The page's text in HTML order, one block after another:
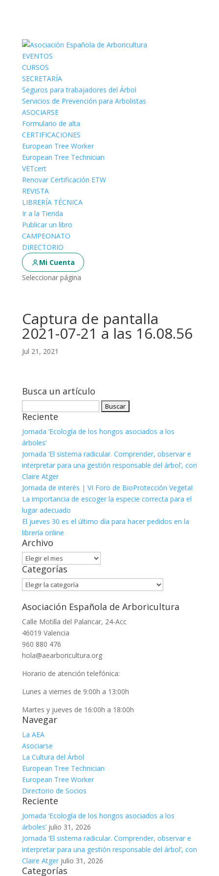
EVENTOS
CURSOS
SECRETARÍA
Seguros para trabajadores del Árbol
Servicios de Prevención para Arbolistas
ASOCIARSE
Formulario de alta
CERTIFICACIONES
European Tree Worker
European Tree Technician
VETcert
Renovar Certificación ETW
REVISTA
LIBRERÍA TÉCNICA
Ir a la Tienda
Publicar un libro
CAMPEONATO
DIRECTORIO
Mi Cuenta
Seleccionar página
Captura de pantalla
2021-07-21 a las 16.08.56
Jul 21, 2021
Busca un artículo
Reciente
Jornada ‘Ecología de los hongos asociados a los
árboles’
Jornada ‘El sistema radicular. Comprender, observar e
interpretar para una gestión responsable del árbol’, con
Claire Atger
Jornada de interés | VI Foro de BioProtección Vegetal
La importancia de escoger la especie correcta para el
lugar adecuado
El jueves 30 es el último día para hacer pedidos en la
librería online
Archivo
Archivo
Categorías
Categorías
Asociación Española de Arboricultura
Calle Motilla del Palancar, 24-Acc
46019 Valencia
960 880 476
hola@aearboricultura.org
Horario de atención telefónica:
Lunes a viernes de 9:00h a 13:00h
Martes y jueves de 16:00h a 18:00h
Navegar
La AEA
Asociarse
La Cultura del Árbol
European Tree Technician
European Tree Worker
Directorio de Socios
Reciente
Jornada ‘Ecología de los hongos asociados a los
árboles’ julio 31, 2026
Jornada ‘El sistema radicular. Comprender, observar e
interpretar para una gestión responsable del árbol’, con
Claire Atger julio 31, 2026
Categorías